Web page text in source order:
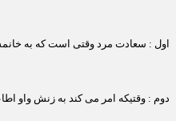
اول : سعادت مرد وقتی است که به
دوم : وقتیکه امر می کند به زنش واو